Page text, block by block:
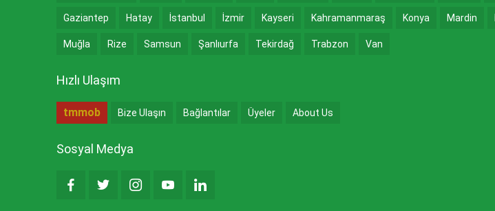
Gaziantep Hatay İstanbul İzmir Kayseri Kahramanmaraş Konya Mardin
Muğla Rize Samsun Şanlıurfa Tekirdağ Trabzon Van
Hızlı Ulaşım
tmmob Bize Ulaşın Bağlantılar Üyeler About Us
Sosyal Medya